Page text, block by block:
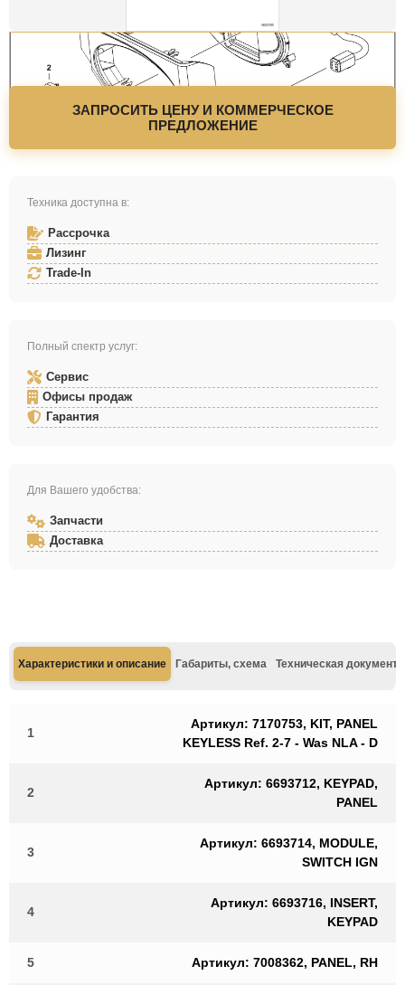
ЗАПРОСИТЬ ЦЕНУ И КОММЕРЧЕСКОЕ
ПРЕДЛОЖЕНИЕ
Техника доступна в:
Рассрочка
Лизинг
Trade-In
Полный спектр услуг:
Сервис
Офисы продаж
Гарантия
Для Вашего удобства:
Запчасти
Доставка
Характеристики и описание Габариты, схема Техническая
1
Артикул: 7170753, KIT, PANEL
KEYLESS Ref. 2-7 - Was NLA - D
2
Артикул: 6693712, KEYPAD,
PANEL
3
Артикул: 6693714, MODULE,
SWITCH IGN
4
Артикул: 6693716, INSERT,
KEYPAD
5 Артикул: 7008362, PANEL, RH